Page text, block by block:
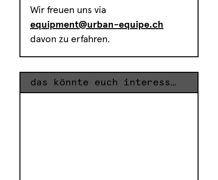
Wir freuen uns via
equipment@urban-equipe.ch
davon zu erfahren.
das könnte euch interessieren